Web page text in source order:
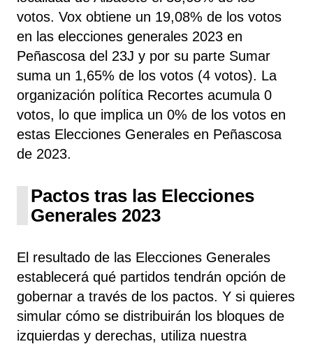
votos. Vox obtiene un 19,08% de los votos
en las elecciones generales 2023 en
Peñascosa del 23J y por su parte Sumar
suma un 1,65% de los votos (4 votos). La
organización política Recortes acumula 0
votos, lo que implica un 0% de los votos en
estas Elecciones Generales en Peñascosa
de 2023.
Pactos tras las Elecciones
Generales 2023
El resultado de las Elecciones Generales
establecerá qué partidos tendrán opción de
gobernar a través de los pactos. Y si quieres
simular cómo se distribuirán los bloques de
izquierdas y derechas, utiliza nuestra